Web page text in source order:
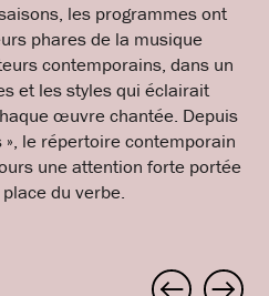
les programmes ont
phares de la musique
contemporains, dans un
et les styles qui éclairait
œuvre chantée. Depuis
», le répertoire contemporain
une attention forte portée
du verbe.